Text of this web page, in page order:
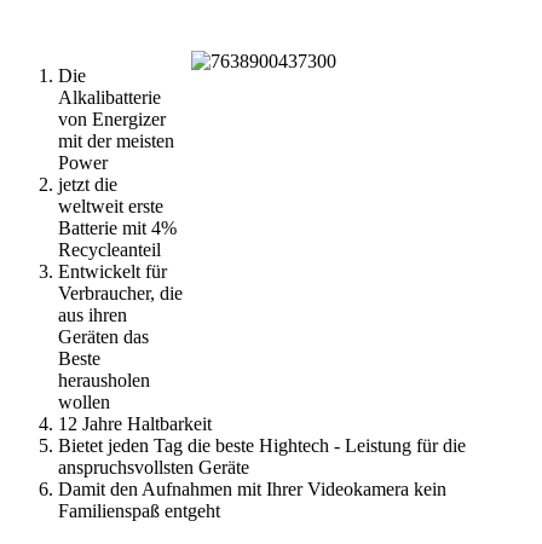
Die
Alkalibatterie
von Energizer
mit der meisten
Power
jetzt die
weltweit erste
Batterie mit 4%
Recycleanteil
Entwickelt für
Verbraucher, die
aus ihren
Geräten das
Beste
herausholen
wollen
12 Jahre Haltbarkeit
Bietet jeden Tag die beste Hightech - Leistung für die
anspruchsvollsten Geräte
Damit den Aufnahmen mit Ihrer Videokamera kein
Familienspaß entgeht